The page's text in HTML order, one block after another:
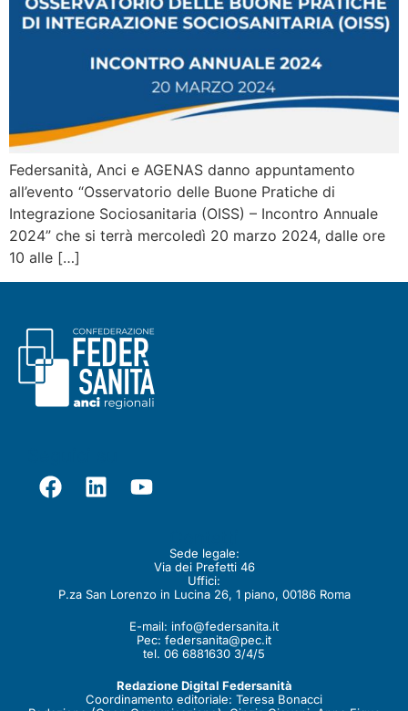
Federsanità, Anci e AGENAS danno appuntamento
all’evento “Osservatorio delle Buone Pratiche di
Integrazione Sociosanitaria (OISS) – Incontro Annuale
2024” che si terrà mercoledì 20 marzo 2024, dalle ore
10 alle […]
Sede legale:
Via dei Prefetti 46
Uffici:
P.za San Lorenzo in Lucina 26, 1 piano, 00186 Roma
E-mail: info@federsanita.it
Pec: federsanita@pec.it
tel. 06 6881630 3/4/5
Redazione Digital Federsanità
Coordinamento editoriale: Teresa Bonacci